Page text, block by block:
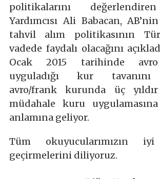
politikalarını
Yardımcısı Ali Babacan,
tahvil alım politikasının
vadede faydalı olacağını
Ocak 2015 tarihinde avro
uyguladığı kur tavanını
avro/frank kurunda üç
müdahale kuru
anlamına geliyor.
Tüm okuyucularımızın
geçirmelerini diliyoruz.